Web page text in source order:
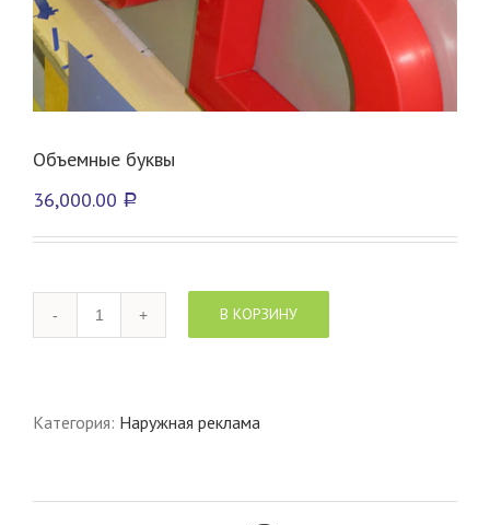
Объемные буквы
36,000.00 Р
Количество
товара
В КОРЗИНУ
Категория: Наружная реклама